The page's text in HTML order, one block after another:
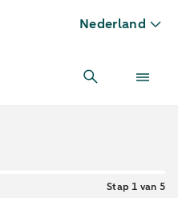
Nederland
Stap 1 van 5